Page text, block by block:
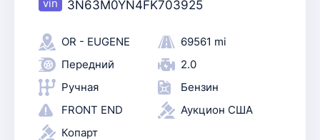
3N63M0YN4FK703925
OR - EUGENE
69561 mi
Передний
2.0
Ручная
Бензин
FRONT END
Аукцион США
Копарт